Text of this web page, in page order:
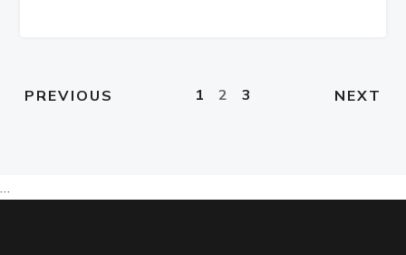
PREVIOUS 1 2 3 NEXT
…